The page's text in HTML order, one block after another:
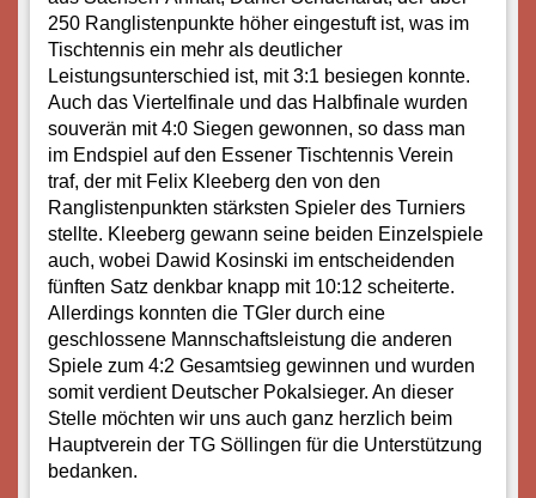
250 Ranglistenpunkte höher eingestuft ist, was im
Tischtennis ein mehr als deutlicher
Leistungsunterschied ist, mit 3:1 besiegen konnte.
Auch das Viertelfinale und das Halbfinale wurden
souverän mit 4:0 Siegen gewonnen, so dass man
im Endspiel auf den Essener Tischtennis Verein
traf, der mit Felix Kleeberg den von den
Ranglistenpunkten stärksten Spieler des Turniers
stellte. Kleeberg gewann seine beiden Einzelspiele
auch, wobei Dawid Kosinski im entscheidenden
fünften Satz denkbar knapp mit 10:12 scheiterte.
Allerdings konnten die TGler durch eine
geschlossene Mannschaftsleistung die anderen
Spiele zum 4:2 Gesamtsieg gewinnen und wurden
somit verdient Deutscher Pokalsieger. An dieser
Stelle möchten wir uns auch ganz herzlich beim
Hauptverein der TG Söllingen für die Unterstützung
bedanken.